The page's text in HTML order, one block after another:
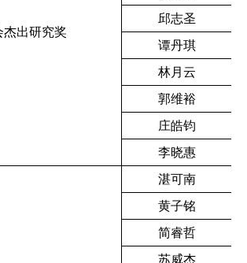
杰出研究奖
邱志圣
谭丹琪
林月云
郭维裕
庄皓钧
李晓惠
湛可南
黄子铭
简睿哲
苏威杰